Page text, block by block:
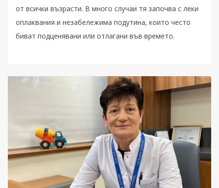
от всички възрасти. В много случаи тя започва с леки
оплаквания и незабележима подутина, които често
биват подценявани или отлагани във времето.